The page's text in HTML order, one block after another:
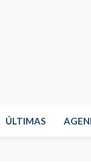
ÚLTIMAS